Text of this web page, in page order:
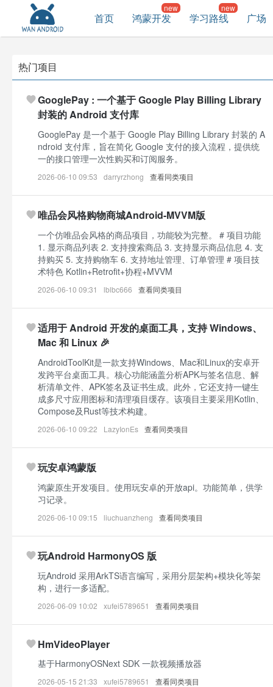
首页 鸿蒙开发 学习路线 广场
热门项目
GooglePay : 一个基于 Google Play Billing Library
封装的 Android 支付库
GooglePay 是一个基于 Google Play Billing Library 封装的 A
ndroid 支付库，旨在简化 Google 支付的接入流程，提供统
一的接口管理一次性购买和订阅服务。
2026-06-10 09:53 darryrzhong 查看同类项目
唯品会风格购物商城Android-MVVM版
一个仿唯品会风格的商品项目，功能较为完整。 # 项目功能
1. 显示商品列表 2. 支持搜索商品 3. 支持显示商品信息 4. 支
持购买 5. 支持购物车 6. 支持地址管理、订单管理 # 项目技
术特色 Kotlin+Retrofit+协程+MVVM
2026-06-10 09:31 lblbc666 查看同类项目
适用于 Android 开发的桌面工具，支持 Windows、
Mac 和 Linux 🎉
AndroidToolKit是一款支持Windows、Mac和Linux的安卓开
发跨平台桌面工具。核心功能涵盖分析APK与签名信息、解
析清单文件、APK签名及证书生成。此外，它还支持一键生
成多尺寸应用图标和清理项目缓存。该项目主要采用Kotlin、
Compose及Rust等技术构建。
2026-06-10 09:22 LazyIonEs 查看同类项目
玩安卓鸿蒙版
鸿蒙原生开发项目。使用玩安卓的开放api。功能简单，供学
习记录。
2026-06-10 09:15 liuchuanzheng 查看同类项目
玩Android HarmonyOS 版
玩Android 采用ArkTS语言编写，采用分层架构+模块化等架
构，进行一多适配。
2026-06-09 10:02 xufei5789651 查看同类项目
HmVideoPlayer
基于HarmonyOSNext SDK 一款视频播放器
2026-05-15 21:33 xufei5789651 查看同类项目